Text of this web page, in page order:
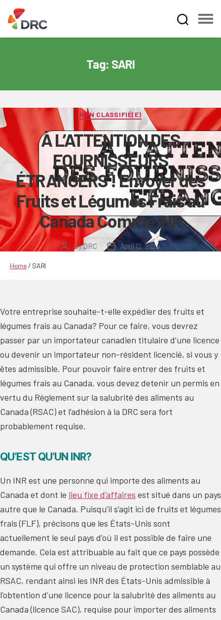
Corporation
Tag: SARI
Categories
NON CLASSIFIÉ(E)
À L’ATTENTION DES
FOURNISSEURS
ÉTRANGERS ! Envoyer des
Fruits et Légumes Frais au
Canada Comme INR
PostByDRC
PostApril 12, 2024
Home/ SARI
Votre entreprise souhaite-t-elle expédier des fruits et
légumes frais au Canada? Pour ce faire, vous devrez
passer par un importateur canadien titulaire d’une licence
ou devenir un importateur non-résident licencié, si vous y
êtes admissible. Pour pouvoir faire entrer des fruits et
légumes frais au Canada, vous devez detenir un permis en
vertu du Règlement sur la salubrité des aliments au
Canada (RSAC) et l’adhésion à la DRC sera fort
probablement requise.
QU’EST QU’UN INR?
Un INR est une personne qui importe des aliments au
Canada et dont le lieu fixe d’affaires est situé dans un pays
autre que le Canada. Puisqu’il s’agit ici de fruits et légumes
frais (FLF), précisons que les États-Unis sont
actuellement le seul pays d’où il est possible de faire une
demande. Cela est attribuable au fait que ce pays possède
un système qui offre un niveau de protection semblable au
RSAC, rendant ainsi les INR des États-Unis admissible à
l’obtention d’une licence pour la salubrité des aliments au
Canada (licence SAC), requise pour importer des aliments